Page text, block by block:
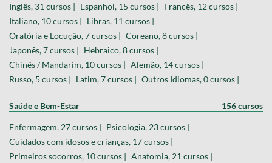
Inglês, 31 cursos | Espanhol, 15 cursos | Francês, 12 cursos |
Italiano, 10 cursos | Libras, 11 cursos |
Oratória e Locução, 7 cursos | Coreano, 8 cursos |
Japonês, 7 cursos | Hebraico, 8 cursos |
Chinês / Mandarim, 10 cursos | Alemão, 14 cursos |
Russo, 5 cursos | Latim, 7 cursos | Outros Idiomas, 0 cursos |
Saúde e Bem-Estar 156 cursos
Enfermagem, 27 cursos | Psicologia, 23 cursos |
Cuidados com idosos e crianças, 17 cursos |
Primeiros socorros, 10 cursos | Anatomia, 21 cursos |